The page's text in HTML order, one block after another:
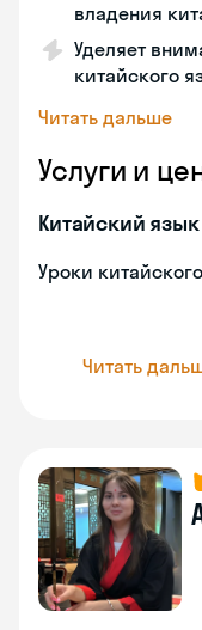
владения
Уделяет
китайского
Читать дальше
Услуги и
Китайский язык
Уроки китайского
Читать